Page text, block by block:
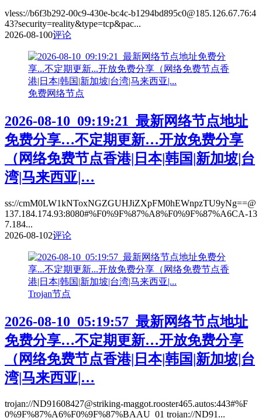
vless://b6f3b292-00c9-430e-bc4c-b1294bd895c0@185.126.67.76:4
43?security=reality&type=tcp&pac...
2026-08-100评论
免费网络节点
2026-08-10_09:19:21_最新网络节点地址
免费分享…不定期更新…开放免费分享
（网络免费节点香港|日本|韩国|新加坡|台
湾|马来西亚|…
ss://cmM0LW1kNToxNGZGUHJiZXpFM0hEWnpzTU9yNg==@
137.184.174.93:8080#%F0%9F%87%A8%F0%9F%87%A6CA-13
7.184...
2026-08-102评论
Trojan节点
2026-08-10_05:19:57_最新网络节点地址
免费分享…不定期更新…开放免费分享
（网络免费节点香港|日本|韩国|新加坡|台
湾|马来西亚|…
trojan://ND91608427@striking-maggot.rooster465.autos:443#%F
0%9F%87%A6%F0%9F%87%BAAU_01 trojan://ND91...